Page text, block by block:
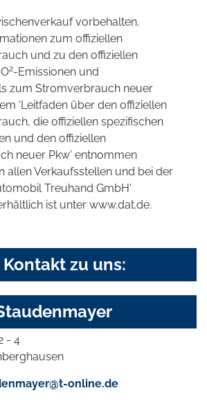
vorbehalten.
zum offiziellen
und zu den offiziellen
2-Emissionen und
zum Stromverbrauch neuer
'Leitfaden über den offiziellen
die offiziellen spezifischen
und den offiziellen
neuer Pkw' entnommen
allen Verkaufsstellen und bei der
Treuhand GmbH'
ist unter www.dat.de.
Kontakt zu uns:
- 4
online.de